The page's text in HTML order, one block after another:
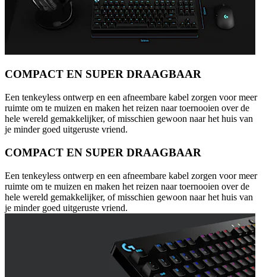
COMPACT EN SUPER DRAAGBAAR
Een tenkeyless ontwerp en een afneembare kabel zorgen voor meer
ruimte om te muizen en maken het reizen naar toernooien over de
hele wereld gemakkelijker, of misschien gewoon naar het huis van
je minder goed uitgeruste vriend.
COMPACT EN SUPER DRAAGBAAR
Een tenkeyless ontwerp en een afneembare kabel zorgen voor meer
ruimte om te muizen en maken het reizen naar toernooien over de
hele wereld gemakkelijker, of misschien gewoon naar het huis van
je minder goed uitgeruste vriend.